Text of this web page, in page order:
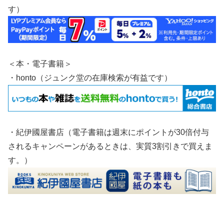
す）
＜本・電子書籍＞
・honto（ジュンク堂の在庫検索が有益です）
・紀伊國屋書店（電子書籍は週末にポイントが30倍付与
されるキャンペーンがあるときは、実質3割引きで買えま
す。）